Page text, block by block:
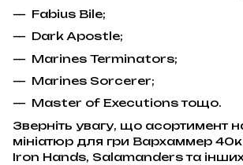
Fabius Bile;
Dark Apostle;
Marines Terminators;
Marines Sorcerer;
Master of Executions тощо.
Зверніть увагу, що асортимент
мініатюр для гри Вархаммер 40к
Iron Hands, Salamanders та